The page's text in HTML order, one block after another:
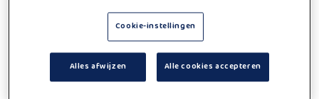
goederen binnen een vaste regio in de provincies
Antwerpen en Limburg.
Jouw taken bestaan onder andere uit:
levering aan klanten en interne
Cookie-instellingen
Alles afwijzen Alle cookies accepteren